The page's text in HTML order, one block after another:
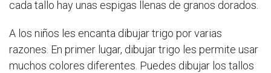
cada tallo hay unas espigas llenas de granos dorados.
A los niños les encanta dibujar trigo por varias
razones. En primer lugar, dibujar trigo les permite usar
muchos colores diferentes. Puedes dibujar los tallos